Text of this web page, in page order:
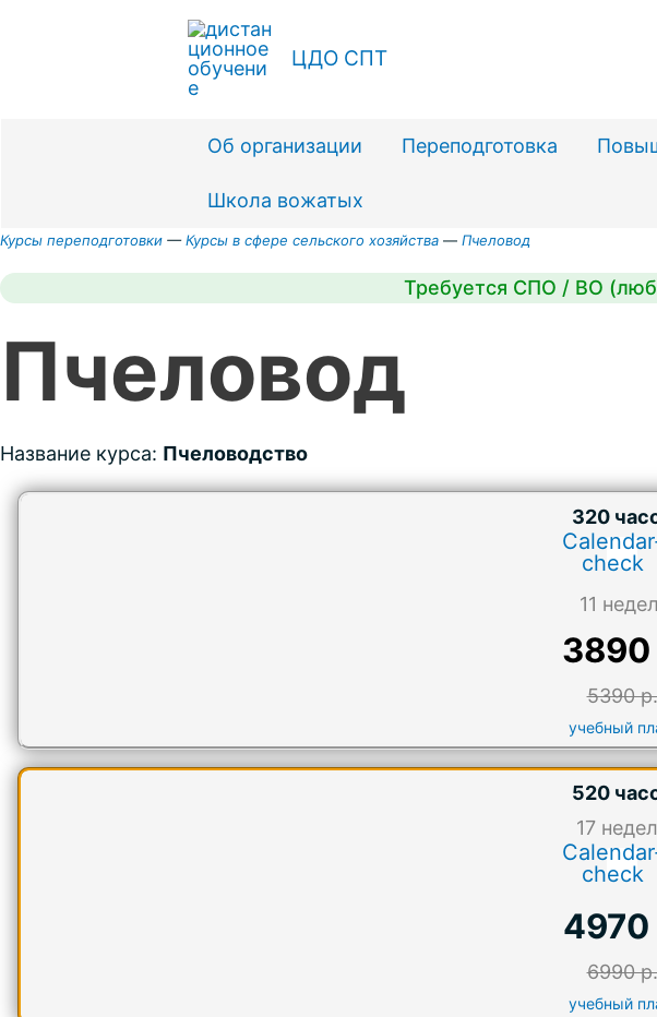
ЦДО СПТ
Об организации Переподготовка
Школа вожатых
Курсы переподготовки —Курсы в сфере сельского хозяйства — Пчеловод
Требуется СПО / ВО
Пчеловод
Название курса: Пчеловодство
320
check
11
5390 р.
учебный
520
17
check
4970
6990 р.
учебный